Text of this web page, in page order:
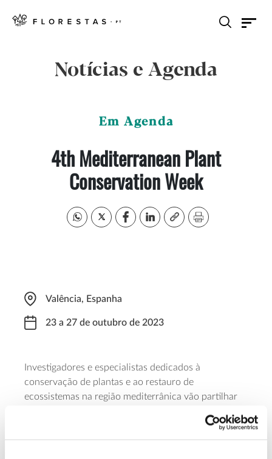
Notícias e Agenda
Em Agenda
4th Mediterranean Plant
Conservation Week
Valência, Espanha
23 a 27 de outubro de 2023
Investigadores e especialistas dedicados à
conservação de plantas e ao restauro de
ecossistemas na região mediterrânica vão partilhar
de projetos, neste evento que pretende também
estabelecer a base para futuras parcerias e projetos